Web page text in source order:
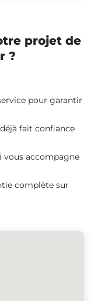
projet de
?
pour garantir
fait confiance
vous accompagne
complète sur